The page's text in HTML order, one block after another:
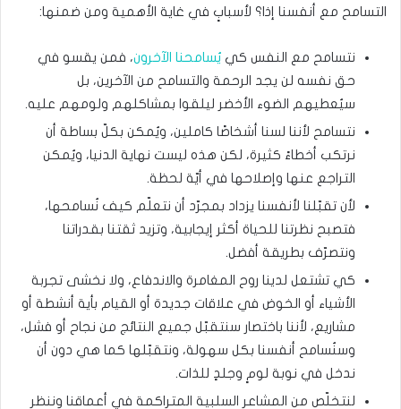
التسامح مع أنفسنا إذا؟ لأسبابٍ في غاية الأهمية ومن ضمنها:
نتسامح مع النفس كي يُسامحنا الآخرون، فمن يقسو في
حق نفسه لن يجد الرحمة والتسامح من الآخرين، بل
سيُعطيهم الضوء الأخضر ليلقوا بمشاكلهم ولومهم عليه.
نتسامح لأننا لسنا أشخاصًا كاملين، ويُمكن بكلّ بساطة أن
نرتكب أخطاءً كثيرة، لكن هذه ليست نهاية الدنيا، ويُمكن
التراجع عنها وإصلاحها في أيّة لحظة.
لأن تقبّلنا لأنفسنا يزداد بمجرّد أن نتعلّم كيف نُسامحها،
فتصبح نظرتنا للحياة أكثر إيجابية، وتزيد ثقتنا بقدراتنا
ونتصرّف بطريقة أفضل.
كي تشتعل لدينا روح المغامرة والاندفاع، ولا نخشى تجربة
الأشياء أو الخوض في علاقات جديدة أو القيام بأية أنشطة أو
مشاريع، لأننا باختصار سنتقبّل جميع النتائج من نجاح أو فشل،
وسنُسامح أنفسنا بكل سهولة، ونتقبّلها كما هي دون أن
ندخل في نوبة لومٍ وجلدٍ للذات.
لنتخلّص من المشاعر السلبية المتراكمة في أعماقنا وننظر